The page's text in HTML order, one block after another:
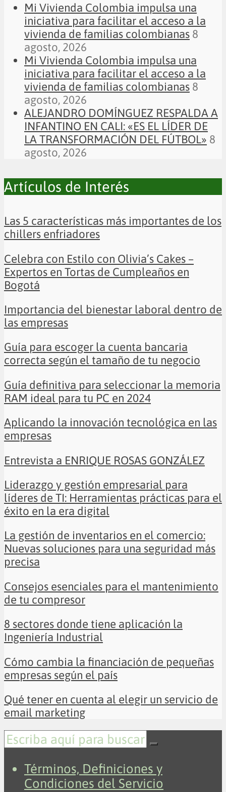
Mi Vivienda Colombia impulsa una
iniciativa para facilitar el acceso a la
vivienda de familias colombianas 8
agosto, 2026
Mi Vivienda Colombia impulsa una
iniciativa para facilitar el acceso a la
vivienda de familias colombianas 8
agosto, 2026
ALEJANDRO DOMÍNGUEZ RESPALDA A
INFANTINO EN CALI: «ES EL LÍDER DE
LA TRANSFORMACIÓN DEL FÚTBOL» 8
agosto, 2026
Artículos de Interés
Las 5 características más importantes de los
chillers enfriadores
Celebra con Estilo con Olivia’s Cakes –
Expertos en Tortas de Cumpleaños en
Bogotá
Importancia del bienestar laboral dentro de
las empresas
Guía para escoger la cuenta bancaria
correcta según el tamaño de tu negocio
Guía definitiva para seleccionar la memoria
RAM ideal para tu PC en 2024
Aplicando la innovación tecnológica en las
empresas
Entrevista a ENRIQUE ROSAS GONZÁLEZ
Liderazgo y gestión empresarial para
líderes de TI: Herramientas prácticas para el
éxito en la era digital
La gestión de inventarios en el comercio:
Nuevas soluciones para una seguridad más
precisa
Consejos esenciales para el mantenimiento
de tu compresor
8 sectores donde tiene aplicación la
Ingeniería Industrial
Cómo cambia la financiación de pequeñas
empresas según el país
Qué tener en cuenta al elegir un servicio de
email marketing
Términos, Definiciones y
Condiciones del Servicio